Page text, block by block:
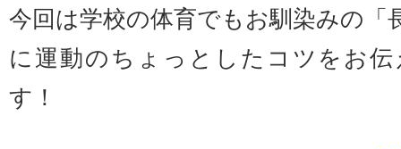
今回は学校の体育でもお馴染みの「
に運動のちょっとしたコツをお
す！